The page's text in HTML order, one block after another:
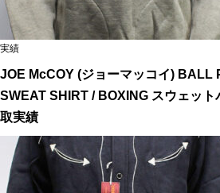
実績
JOE McCOY (ジョーマッコイ) BALL
SWEAT SHIRT / BOXING スウェット
取実績